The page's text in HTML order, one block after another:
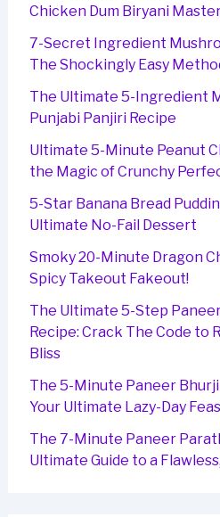
Chicken Dum Biryani
7-Secret Ingredient
The Shockingly Easy
The Ultimate 5-Ingredient
Punjabi Panjiri Recipe
Ultimate 5-Minute Peanut
the Magic of Crunchy
5-Star Banana Bread
Ultimate No-Fail Dessert
Smoky 20-Minute Dragon
Spicy Takeout Fakeout!
The Ultimate 5-Step
Recipe: Crack The Code
Bliss
The 5-Minute Paneer
Your Ultimate Lazy-Day
The 7-Minute Paneer
Ultimate Guide to a